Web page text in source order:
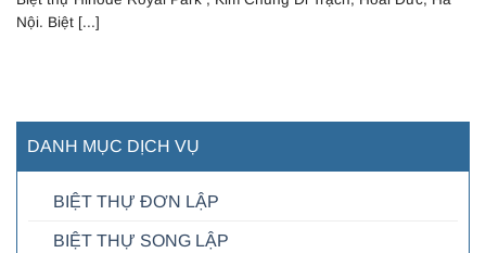
Nội. Biệt [...]
DANH MỤC DỊCH VỤ
BIỆT THỰ ĐƠN LẬP
BIỆT THỰ SONG LẬP